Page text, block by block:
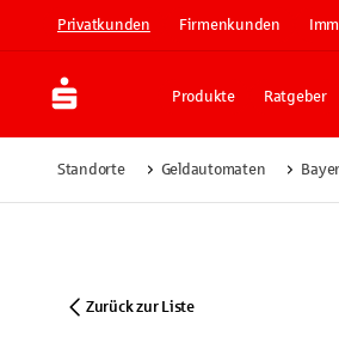
Privatkunden Firmenkunden
Produkte Ratgeber
Standorte Geldautomaten
Zurück zur Liste